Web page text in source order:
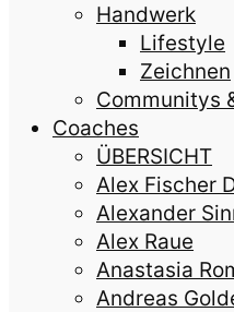
Handwerk
Lifestyle
Zeichnen
Communitys
Coaches
ÜBERSICHT
Alex Fischer
Alexander
Alex Raue
Anastasia
Andreas